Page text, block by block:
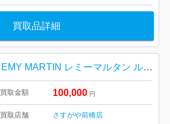
買取品詳細
REMY MARTIN レミーマルタン ルイ13世ベリーオールド バカラボトル｜前橋市柳原町
買取金額 100,000 円
買取店舗 さすがや前橋店